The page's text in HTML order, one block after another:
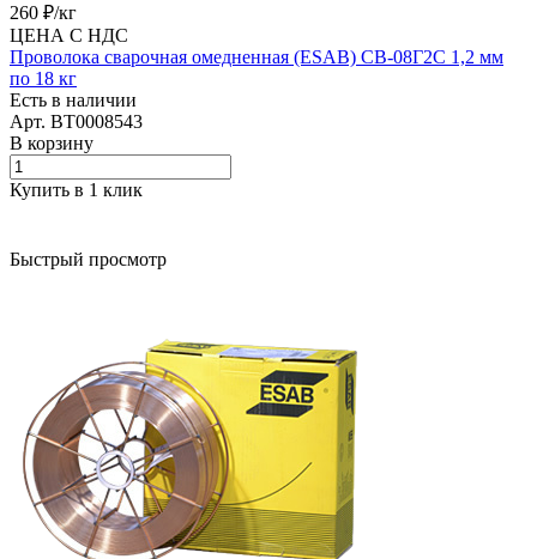
260 ₽/кг
ЦЕНА С НДС
Проволока сварочная омедненная (ESAB) СВ-08Г2С 1,2 мм
по 18 кг
Есть в наличии
Арт. BT0008543
В корзину
Купить в 1 клик
Быстрый просмотр